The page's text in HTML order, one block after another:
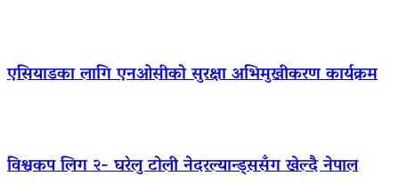
एसियाडका लागि एनओसीको सुरक्षा अभिमुखीकरण कार्यक्रम
विश्वकप लिग २- घरेलु टोली नेदरल्यान्ड्ससँग खेल्दै नेपाल